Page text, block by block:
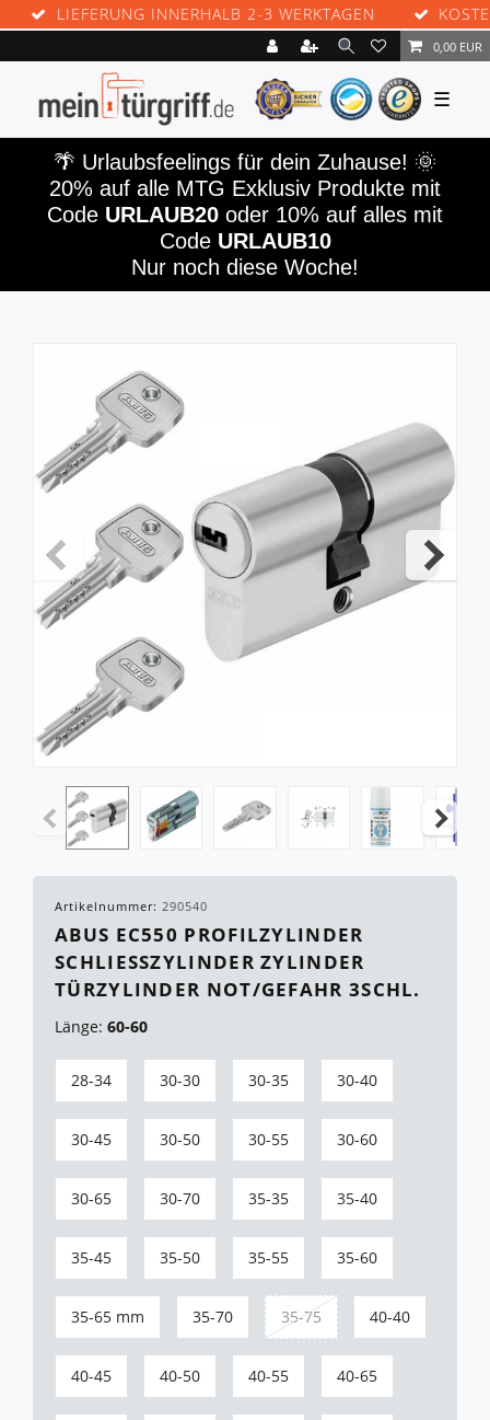
LIEFERUNG INNERHALB 2-3 WERKTAGEN
0,00 EUR
☰
🌴️ Urlaubsfeelings für dein Zuhause! 🌞
20% auf alle MTG Exklusiv Produkte mit
Code URLAUB20 oder 10% auf alles mit
Code URLAUB10
Nur noch diese Woche!
Artikelnummer: 290540
ABUS EC550 PROFILZYLINDER
SCHLIESSZYLINDER ZYLINDER T
ÜRZYLINDER NOT/GEFAHR 3SCHL.
Länge: 60-60
28-34 30-30 30-35 30-40
30-45 30-50 30-55 30-60
30-65 30-70 35-35 35-40
35-45 35-50 35-55 35-60
35-65 mm 35-70 35-75 40-40
40-45 40-50 40-55 40-65